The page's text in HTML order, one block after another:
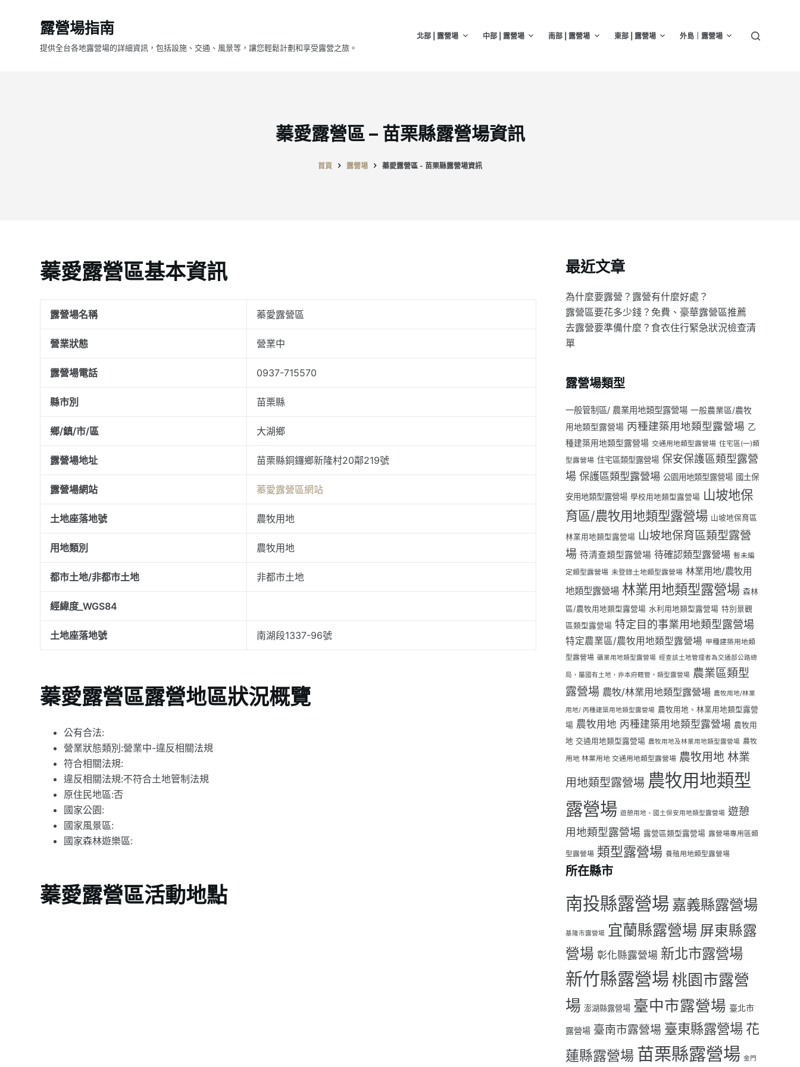
露營場指南
提供全台各地露營場的詳細資訊，包括設施、交通、風景等，讓您輕鬆計劃和享受露營之旅。
北部 | 露營場 中部 | 露營場 南部 | 露營場 東部 | 露營場 外島｜露營場
蓁愛露營區 – 苗栗縣露營場資訊
首頁 露營場 蓁愛露營區 - 苗栗縣露營場資訊
蓁愛露營區基本資訊
露營場名稱 蓁愛露營區
營業狀態 營業中
露營場電話 0937-715570
縣市別 苗栗縣
鄉/鎮/市/區 大湖鄉
露營場地址 苗栗縣銅鑼鄉新隆村20鄰219號
露營場網站 蓁愛露營區網站
土地座落地號 農牧用地
用地類別 農牧用地
都市土地/非都市土地 非都市土地
經緯度_WGS84
土地座落地號 南湖段1337-96號
蓁愛露營區露營地區狀況概覽
公有合法:
營業狀態類別:營業中-違反相關法規
符合相關法規:
違反相關法規:不符合土地管制法規
原住民地區:否
國家公園:
國家風景區:
國家森林遊樂區:
蓁愛露營區活動地點
最近文章
為什麼要露營？露營有什麼好處？
露營區要花多少錢？免費、豪華露營區推薦
去露營要準備什麼？食衣住行緊急狀況檢查清
單
露營場類型
一般管制區/ 農業用地類型露營場 一般農業區/農牧
用地類型露營場 丙種建築用地類型露營場 乙
種建築用地類型露營場 交通用地類型露營場 住宅區(一)類
型露營場 住宅區類型露營場 保安保護區類型露營
場 保護區類型露營場 公園用地類型露營場 國土保
安用地類型露營場 學校用地類型露營場 山坡地保
育區/農牧用地類型露營場 山坡地保育區
林業用地類型露營場 山坡地保育區類型露營
場 待清查類型露營場 待確認類型露營場 暫未編
定類型露營場 未登錄土地類型露營場 林業用地/農牧用
地類型露營場 林業用地類型露營場 森林
區/農牧用地類型露營場 水利用地類型露營場 特別景觀
區類型露營場 特定目的事業用地類型露營場
特定農業區/農牧用地類型露營場 甲種建築用地類
型露營場 礦業用地類型露營場 經查該土地管理者為交通部公路總
局，屬國有土地，非本府轄管。類型露營場 農業區類型
露營場 農牧/林業用地類型露營場 農牧用地/林業
用地/ 丙種建築用地類型露營場 農牧用地、林業用地類型露營
場 農牧用地 丙種建築用地類型露營場 農牧用
地 交通用地類型露營場 農牧用地及林業用地類型露營場 農牧
用地 林業用地 交通用地類型露營場 農牧用地 林業
用地類型露營場 農牧用地類型
露營場 遊憩用地、國土保安用地類型露營場 遊憩
用地類型露營場 露營區類型露營場 露營場專用區類
型露營場 類型露營場 養殖用地類型露營場
所在縣市
南投縣露營場 嘉義縣露營場
基隆市露營場 宜蘭縣露營場 屏東縣露
營場 彰化縣露營場 新北市露營場
新竹縣露營場 桃園市露營
場 澎湖縣露營場 臺中市露營場 臺北市
露營場 臺南市露營場 臺東縣露營場 花
蓮縣露營場 苗栗縣露營場 金門